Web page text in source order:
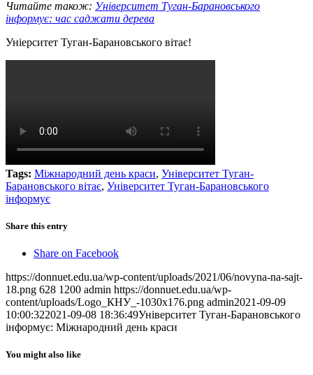
Читайте також: Університет Туган-Барановського
інформує: час саджати дерева
Уніерситет Туган-Барановського вітає!
Tags: Міжнародний день краси, Університет Туган-
Барановського вітає, Університет Туган-Барановського
інформує
Share this entry
Share on Facebook
https://donnuet.edu.ua/wp-content/uploads/2021/06/novyna-na-sajt-
18.png 628 1200 admin https://donnuet.edu.ua/wp-
content/uploads/Logo_КНУ_-1030x176.png admin2021-09-09
10:00:322021-09-08 18:36:49Університет Туган-Барановського
інформує: Міжнародний день краси
You might also like